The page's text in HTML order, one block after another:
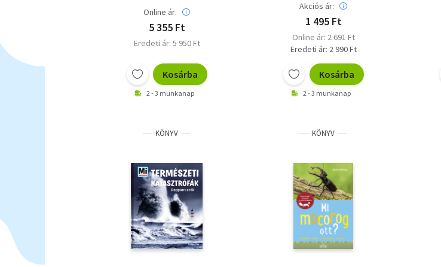
Online ár:
5 355 Ft
Eredeti ár: 5 950 Ft
Kosárba
2 - 3 munkanap
Akciós ár:
1 495 Ft
Online ár: 2 691 Ft
Eredeti ár: 2 990 Ft
Kosárba
2 - 3 munkanap
KÖNYV KÖNYV